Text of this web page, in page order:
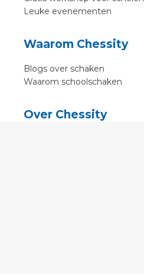
Leuke evenementen
Waarom Chessity
Blogs over schaken
Waarom schoolschaken
Over Chessity